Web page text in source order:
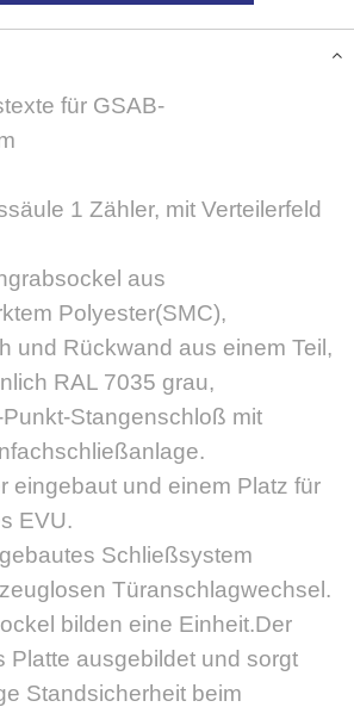
für GSAB-
1 Zähler, mit Verteilerfeld
aus
Polyester(SMC),
und Rückwand aus einem Teil,
RAL 7035 grau,
Stangenschloß mit
eingebaut und einem Platz für
EVU.
Schließsystem
Türanschlagwechsel.
bilden eine Einheit.Der
Platte ausgebildet und sorgt
Standsicherheit beim